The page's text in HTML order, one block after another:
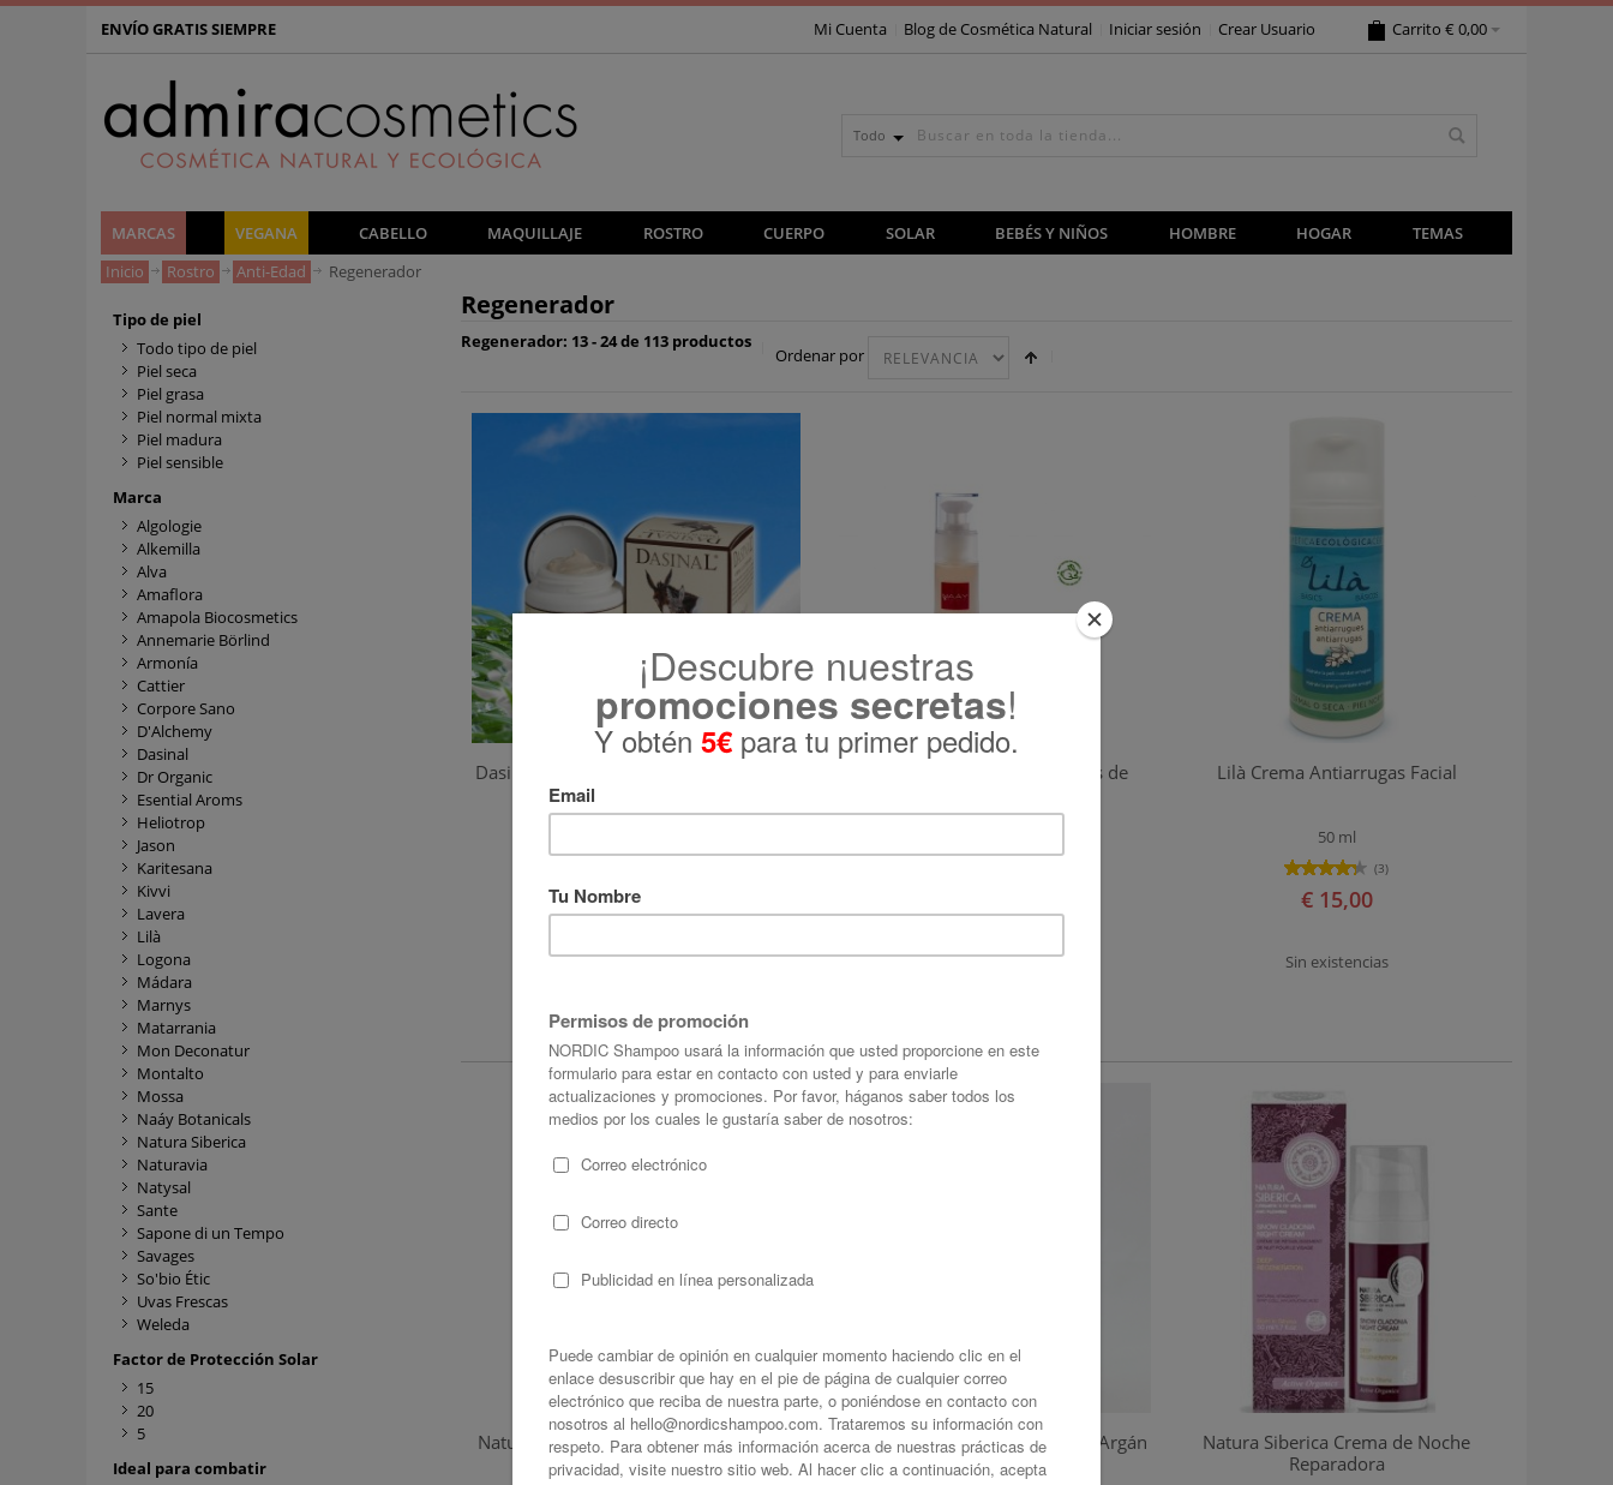
ENVÍO GRATIS SIEMPRE Carrito € 0,00
Mi Cuenta Blog de Cosmética Natural Iniciar sesión Crear Usuario
Todo
MARCAS VEGANA CABELLO MAQUILLAJE ROSTRO CUERPO SOLAR BEBÉS Y NIÑOS HOMBRE HOGAR
TEMAS
Inicio
Rostro Anti-Edad Regenerador
Regenerador
Regenerador: 13 - 24 de 113 productos
Ordenar por
Dasinal Crema Leche de Burra Vegetal-
€ 25,91
Naáy Botanicals Crema de Ojos de
Sin existencias
Lilà Crema Antiarrugas Facial
50 ml
(3)
€ 15,00
Sin existencias
Natura Siberica Sérum Facial Antiedad
Caviar de Rusia Copenhagen
Amapola Biocosmetics Aceite de Argán
Ecológico
Natura Siberica Crema de Noche
Reparadora
Tipo de piel
Todo tipo de piel
Piel seca
Piel grasa
Piel normal mixta
Piel madura
Piel sensible
Marca
Algologie
Alkemilla
Alva
Amaflora
Amapola Biocosmetics
Annemarie Börlind
Armonía
Cattier
Corpore Sano
D'Alchemy
Dasinal
Dr Organic
Esential Aroms
Heliotrop
Jason
Karitesana
Kivvi
Lavera
Lilà
Logona
Mádara
Marnys
Matarrania
Mon Deconatur
Montalto
Mossa
Naáy Botanicals
Natura Siberica
Naturavia
Natysal
Sante
Sapone di un Tempo
Savages
So'bio Étic
Uvas Frescas
Weleda
Factor de Protección Solar
15
20
5
Ideal para combatir